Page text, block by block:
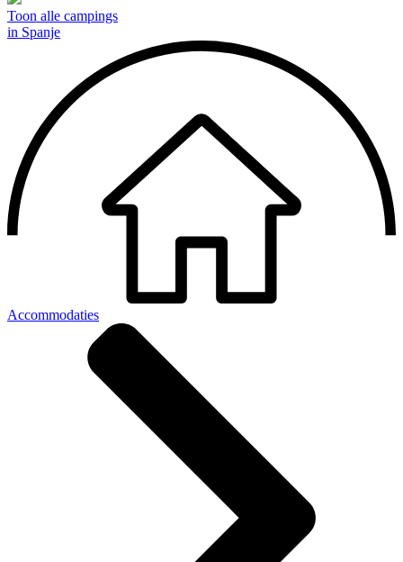
Toon alle campings
in Spanje
Accommodaties